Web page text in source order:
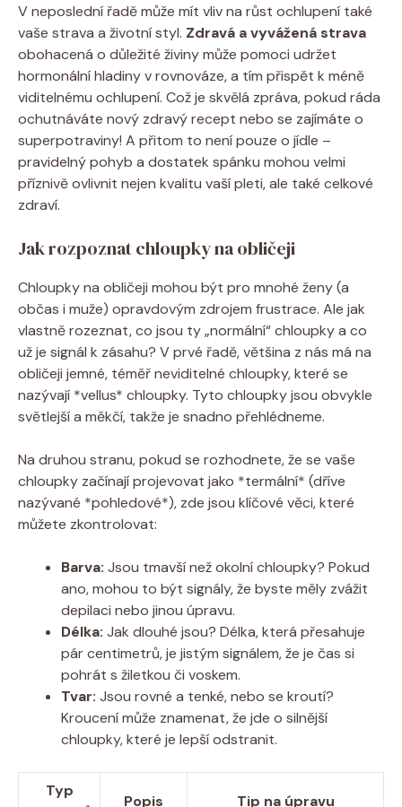
V neposlední řadě může mít vliv na růst ochlupení také
vaše strava a životní styl. Zdravá a vyvážená strava
obohacená o důležité živiny může pomoci udržet
hormonální hladiny v rovnováze, a tím přispět k méně
viditelnému ochlupení. Což je skvělá zpráva, pokud ráda
ochutnáváte nový zdravý recept nebo se zajímáte o
superpotraviny! A přitom to není pouze o jídle –
pravidelný pohyb a dostatek spánku mohou velmi
příznivě ovlivnit nejen kvalitu vaší pleti, ale také celkové
zdraví.
Jak rozpoznat chloupky na obličeji
Chloupky na obličeji mohou být pro mnohé ženy (a
občas i muže) opravdovým zdrojem frustrace. Ale jak
vlastně rozeznat, co jsou ty „normální“ chloupky a co
už je signál k zásahu? V prvé řadě, většina z nás má na
obličeji jemné, téměř neviditelné chloupky, které se
nazývají *vellus* chloupky. Tyto chloupky jsou obvykle
světlejší a měkčí, takže je snadno přehlédneme.
Na druhou stranu, pokud se rozhodnete, že se vaše
chloupky začínají projevovat jako *termální* (dříve
nazývané *pohledové*), zde jsou klíčové věci, které
můžete zkontrolovat:
Barva: Jsou tmavší než okolní chloupky? Pokud
ano, mohou to být signály, že byste měly zvážit
depilaci nebo jinou úpravu.
Délka: Jak dlouhé jsou? Délka, která přesahuje
pár centimetrů, je jistým signálem, že je čas si
pohrát s žiletkou či voskem.
Tvar: Jsou rovné a tenké, nebo se kroutí?
Kroucení může znamenat, že jde o silnější
chloupky, které je lepší odstranit.
Typ
Popis Tip na úpravu